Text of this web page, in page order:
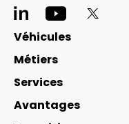
Bastia20600
Mouguerre
Pied
de
page
réseaux
sociaux
Navigation
principale
footer
Véhicules
Métiers
Services
Avantages